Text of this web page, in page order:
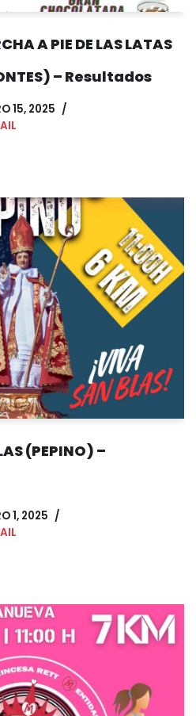
A PIE DE LAS LATAS
– Resultados
15, 2025
(PEPINO) –
1, 2025